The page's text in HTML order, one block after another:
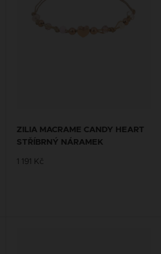
ZILIA MACRAME CANDY HEART
STŘÍBRNÝ NÁRAMEK
1 191 Kč